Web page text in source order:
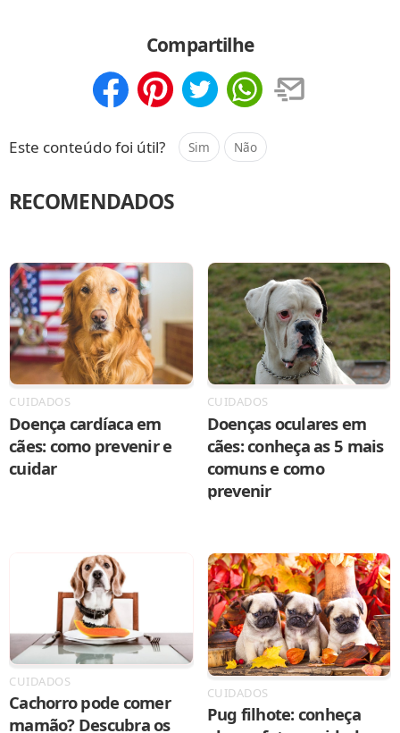
Compartilhe
Este conteúdo foi útil? Sim Não
RECOMENDADOS
CUIDADOS
Doença cardíaca em
cães: como prevenir e
cuidar
CUIDADOS
Doenças oculares em
cães: conheça as 5 mais
comuns e como
prevenir
CUIDADOS
Cachorro pode comer
mamão? Descubra os
CUIDADOS
Pug filhote: conheça